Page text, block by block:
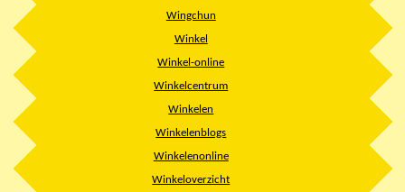
Wingchun
Winkel
Winkel-online
Winkelcentrum
Winkelen
Winkelenblogs
Winkelenonline
Winkeloverzicht